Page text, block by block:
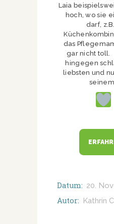
Laia
hoch, wo sie
darf,
das
gar nicht
hingegen
liebsten und
seinem
Datum: 20.
Autor: Kathrin